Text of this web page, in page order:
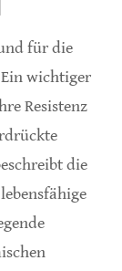
für die
wichtiger
Resistenz
die